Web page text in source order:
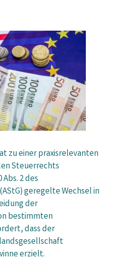
zu einer praxisrelevanten
Steuerrechts
2 des
geregelte Wechsel in
der
bestimmten
dass der
erzielt.